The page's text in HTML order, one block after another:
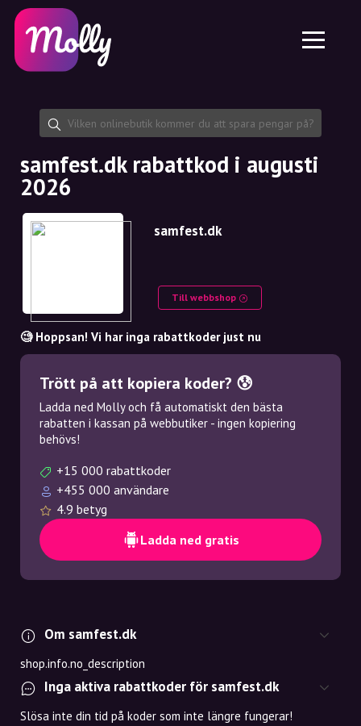
Hudvård
Hårvård
Dela rabattkod
Funktioner
Jobb
Om oss
Samarbete
Plattform
Molly till iPhone och iPad
Molly till Android
SE
EN
SE
NO
DE
samfest.dk rabattkod i augusti
2026
samfest.dk
Till webbshop
🧐 Hoppsan! Vi har inga rabattkoder just nu
Trött på att kopiera koder? 😰
Ladda ned Molly och få automatiskt den bästa
rabatten i kassan på webbutiker - ingen kopiering
behövs!
+15 000 rabattkoder
+455 000 användare
4.9 betyg
Ladda ned gratis
Om samfest.dk
shop.info.no_description
Inga aktiva rabattkoder för samfest.dk
Slösa inte din tid på koder som inte längre fungerar!